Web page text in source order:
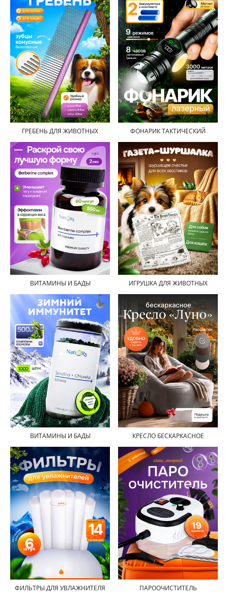
ГРЕБЕНЬ ДЛЯ ЖИВОТНЫХ ФОНАРИК ТАКТИЧЕСКИЙ
ВИТАМИНЫ И БАДЫ ИГРУШКА ДЛЯ ЖИВОТНЫХ
ВИТАМИНЫ И БАДЫ КРЕСЛО БЕСКАРКАСНОЕ
ФИЛЬТРЫ ДЛЯ УВЛАЖНИТЕЛЯ ПАРООЧИСТИТЕЛЬ